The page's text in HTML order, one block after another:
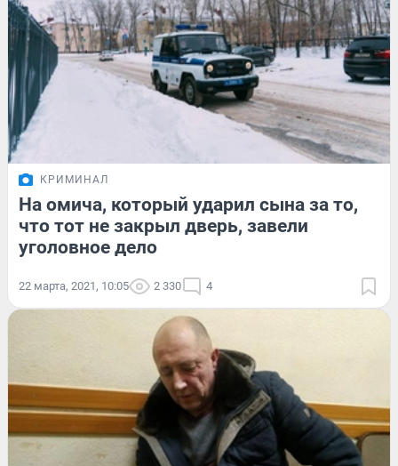
КРИМИНАЛ
На омича, который ударил сына за то,
что тот не закрыл дверь, завели
уголовное дело
22 марта, 2021, 10:05 2 330 4